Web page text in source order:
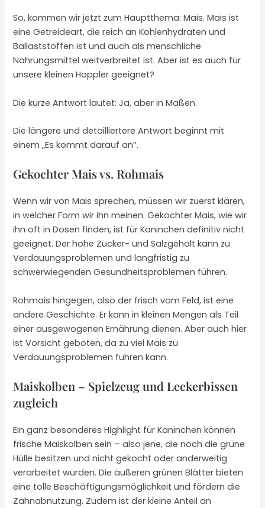
So, kommen wir jetzt zum Hauptthema: Mais. Mais ist
eine Getreideart, die reich an Kohlenhydraten und
Ballaststoffen ist und auch als menschliche
Nahrungsmittel weitverbreitet ist. Aber ist es auch für
unsere kleinen Hoppler geeignet?
Die kurze Antwort lautet: Ja, aber in Maßen.
Die längere und detailliertere Antwort beginnt mit
einem „Es kommt darauf an“.
Gekochter Mais vs. Rohmais
Wenn wir von Mais sprechen, müssen wir zuerst klären,
in welcher Form wir ihn meinen. Gekochter Mais, wie wir
ihn oft in Dosen finden, ist für Kaninchen definitiv nicht
geeignet. Der hohe Zucker- und Salzgehalt kann zu
Verdauungsproblemen und langfristig zu
schwerwiegenden Gesundheitsproblemen führen.
Rohmais hingegen, also der frisch vom Feld, ist eine
andere Geschichte. Er kann in kleinen Mengen als Teil
einer ausgewogenen Ernährung dienen. Aber auch hier
ist Vorsicht geboten, da zu viel Mais zu
Verdauungsproblemen führen kann.
Maiskolben – Spielzeug und Leckerbissen
zugleich
Ein ganz besonderes Highlight für Kaninchen können
frische Maiskolben sein – also jene, die noch die grüne
Hülle besitzen und nicht gekocht oder anderweitig
verarbeitet wurden. Die äußeren grünen Blätter bieten
eine tolle Beschäftigungsmöglichkeit und fördern die
Zahnabnutzung. Zudem ist der kleine Anteil an